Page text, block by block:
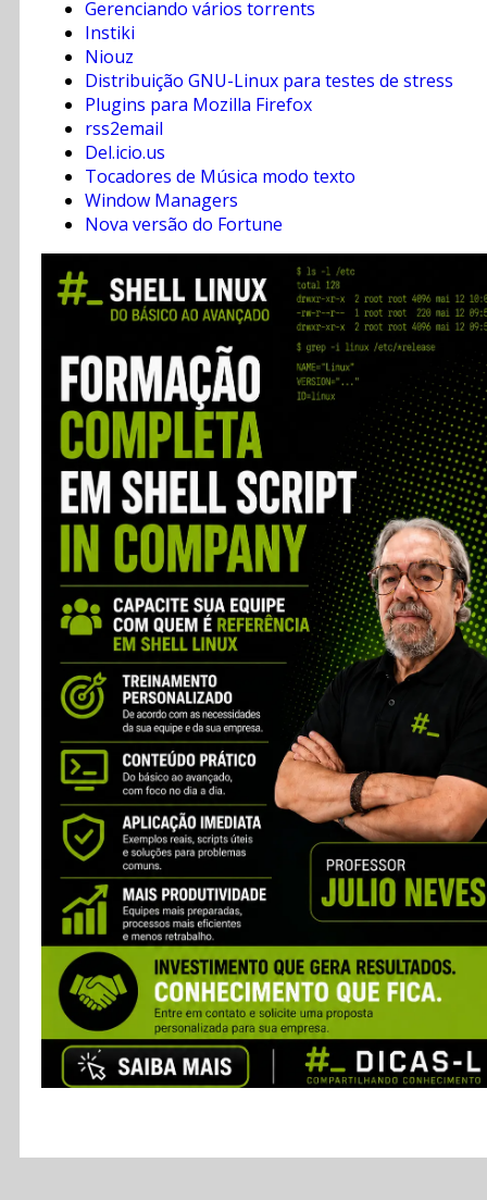
Gerenciando vários torrents
Instiki
Niouz
Distribuição GNU-Linux para testes de stress
Plugins para Mozilla Firefox
rss2email
Del.icio.us
Tocadores de Música modo texto
Window Managers
Nova versão do Fortune